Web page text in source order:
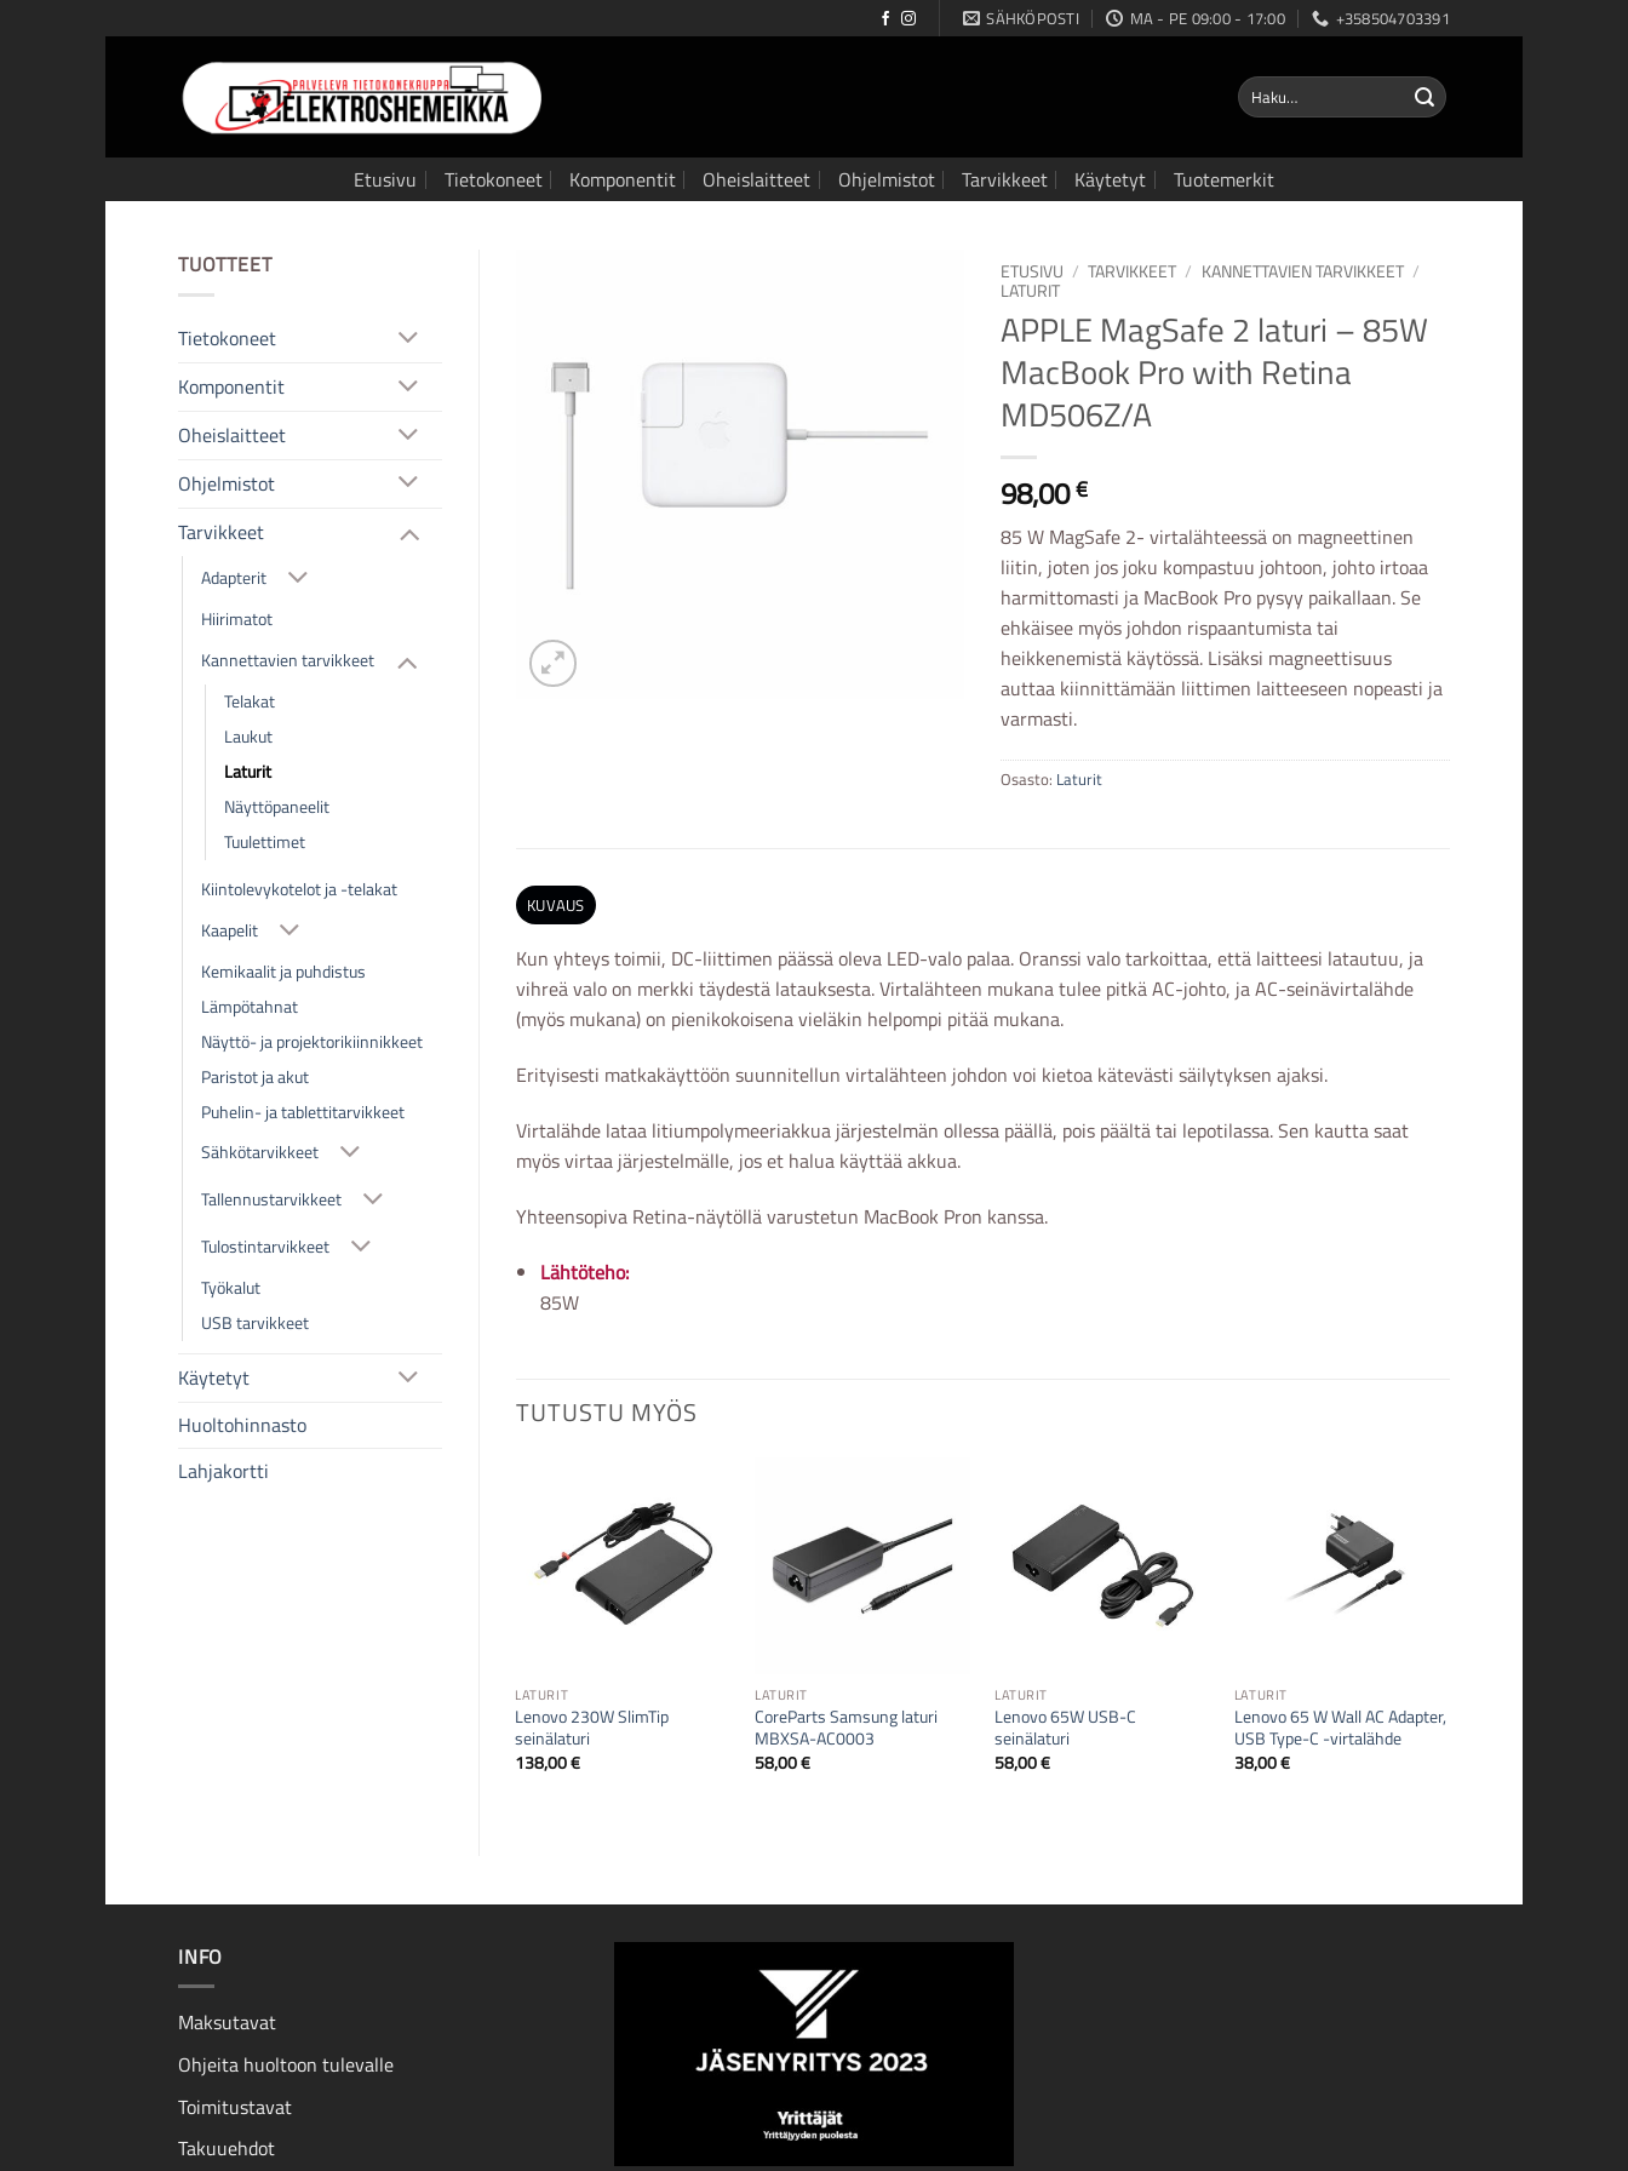
to
SÄHKÖPOSTI MA - PE 09:00 - 17:00 +358504703391
Etsi:
Etusivu Tietokoneet Komponentit Oheislaitteet Ohjelmistot Tarvikkeet Käytetyt Tuotemerkit
TUOTTEET
Tietokoneet
Komponentit
Oheislaitteet
Ohjelmistot
Tarvikkeet
Adapterit
Hiirimatot
Kannettavien tarvikkeet
Telakat
Laukut
Laturit
Näyttöpaneelit
Tuulettimet
Kiintolevykotelot ja -telakat
Kaapelit
Kemikaalit ja puhdistus
Lämpötahnat
Näyttö- ja projektorikiinnikkeet
Paristot ja akut
Puhelin- ja tablettitarvikkeet
Sähkötarvikkeet
Tallennustarvikkeet
Tulostintarvikkeet
Työkalut
USB tarvikkeet
Käytetyt
Huoltohinnasto
Lahjakortti
ETUSIVU / TARVIKKEET / KANNETTAVIEN TARVIKKEET /
LATURIT
APPLE MagSafe 2 laturi – 85W
MacBook Pro with Retina
MD506Z/A
98,00€
85 W MagSafe 2- virtalähteessä on magneettinen
liitin, joten jos joku kompastuu johtoon, johto irtoaa
harmittomasti ja MacBook Pro pysyy paikallaan. Se
ehkäisee myös johdon rispaantumista tai
heikkenemistä käytössä. Lisäksi magneettisuus
auttaa kiinnittämään liittimen laitteeseen nopeasti ja
varmasti.
Osasto: Laturit
KUVAUS
Kun yhteys toimii, DC-liittimen päässä oleva LED-valo palaa. Oranssi valo tarkoittaa, että laitteesi latautuu, ja
vihreä valo on merkki täydestä latauksesta. Virtalähteen mukana tulee pitkä AC-johto, ja AC-seinävirtalähde
(myös mukana) on pienikokoisena vieläkin helpompi pitää mukana.
Erityisesti matkakäyttöön suunnitellun virtalähteen johdon voi kietoa kätevästi säilytyksen ajaksi.
Virtalähde lataa litiumpolymeeriakkua järjestelmän ollessa päällä, pois päältä tai lepotilassa. Sen kautta saat
myös virtaa järjestelmälle, jos et halua käyttää akkua.
Yhteensopiva Retina-näytöllä varustetun MacBook Pron kanssa.
Lähtöteho:
85W
TUTUSTU MYÖS
LATURIT
Lenovo 230W SlimTip
seinälaturi
138,00€
LATURIT
CoreParts Samsung laturi
MBXSA-AC0003
58,00€
LATURIT
Lenovo 65W USB-C
seinälaturi
58,00€
LATURIT
Lenovo 65 W Wall AC Adapter,
USB Type-C -virtalähde
38,00€
INFO
Maksutavat
Ohjeita huoltoon tulevalle
Toimitustavat
Takuuehdot